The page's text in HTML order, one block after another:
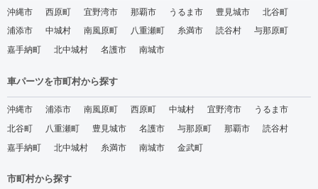
沖縄市 西原町 宜野湾市 那覇市 うるま市 豊見城市
北谷町
浦添市
中城村 南風原町 八重瀬町 糸満市 読谷村
与那原町
嘉手納町
北中城村 名護市 南城市
車パーツを市町村から探す
沖縄市 浦添市 南風原町 西原町 中城村 宜野湾市
うるま市
北谷町
八重瀬町 豊見城市 名護市 与那原町 那覇市
読谷村
嘉手納町
北中城村 糸満市 南城市 金武町
市町村から探す